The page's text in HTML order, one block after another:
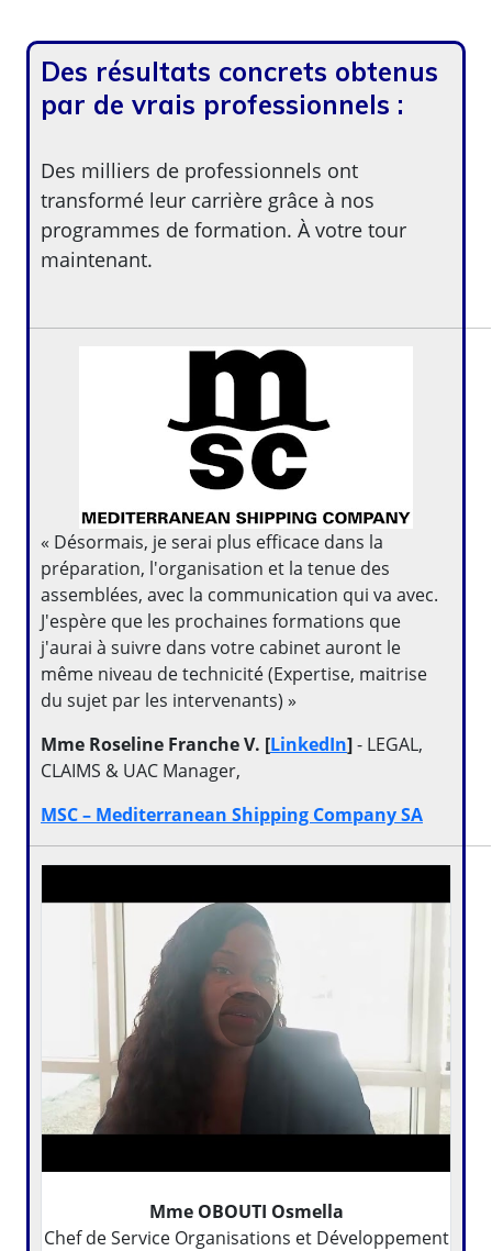
Des résultats concrets obtenus
par de vrais professionnels :
Des milliers de professionnels ont
transformé leur carrière grâce à nos
programmes de formation. À votre tour
maintenant.
« Désormais, je serai plus efficace dans la
préparation, l'organisation et la tenue des
assemblées, avec la communication qui va avec.
J'espère que les prochaines formations que
j'aurai à suivre dans votre cabinet auront le
même niveau de technicité (Expertise, maitrise
du sujet par les intervenants) »
Mme Roseline Franche V. [LinkedIn]- LEGAL,
CLAIMS & UAC Manager,
MSC – Mediterranean Shipping Company SA
Mme OBOUTI Osmella
Chef de Service Organisations et Développement